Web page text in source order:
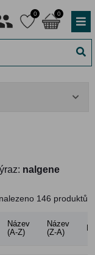
0 0
nalgene
146 produktů
Název
(A-Z)
Název
(Z-A)